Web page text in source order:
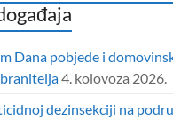
Dana pobjede i
4. kolovoza 2026.
dezinsekciji na